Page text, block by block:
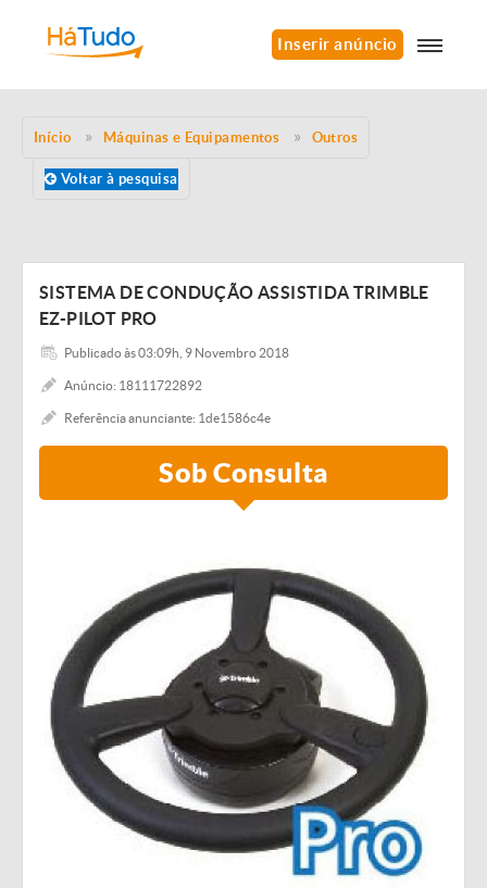
Inserir anúncio
Início Máquinas e Equipamentos Outros
Voltar à pesquisa
SISTEMA DE CONDUÇÃO ASSISTIDA TRIMBLE
EZ-PILOT PRO
Publicado às 03:09h, 9 Novembro 2018
Anúncio: 18111722892
Referência anunciante: 1de1586c4e
Sob Consulta